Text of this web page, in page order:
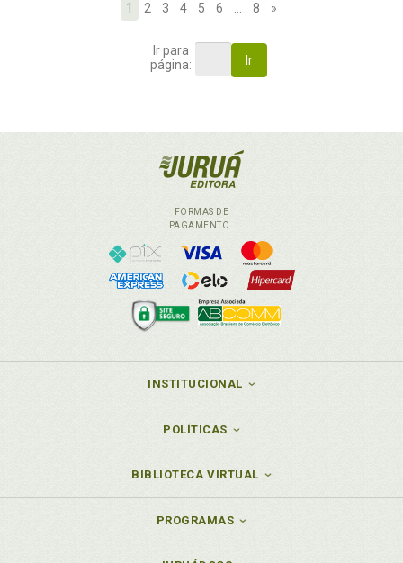
1 2 3 4 5 6 8 »
Ir para
página:
Ir
FORMAS DE
PAGAMENTO
INSTITUCIONAL
POLÍTICAS
BIBLIOTECA VIRTUAL
PROGRAMAS